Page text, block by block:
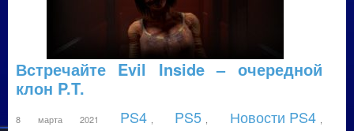
Встречайте Evil Inside – очередной
клон P.T.
8 марта 2021 PS4 PS5 Новости PS4